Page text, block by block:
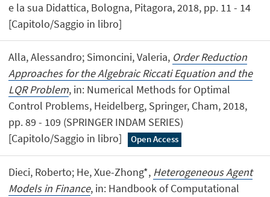
e la sua Didattica, Bologna, Pitagora, 2018, pp. 11 - 14
[Capitolo/Saggio in libro]
Alla, Alessandro; Simoncini, Valeria, Order Reduction
Approaches for the Algebraic Riccati Equation and the
LQR Problem, in: Numerical Methods for Optimal
Control Problems, Heidelberg, Springer, Cham, 2018,
pp. 89 - 109 (SPRINGER INDAM SERIES)
[Capitolo/Saggio in libro]
Open Access
Dieci, Roberto; He, Xue-Zhong*, Heterogeneous Agent
Models in Finance, in: Handbook of Computational